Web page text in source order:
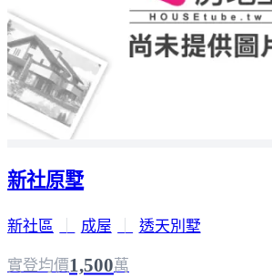
新社原墅
新社區 成屋 透天別墅
實登均價1,500萬